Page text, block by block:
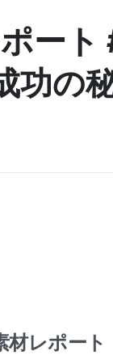
ート
功の
レポート